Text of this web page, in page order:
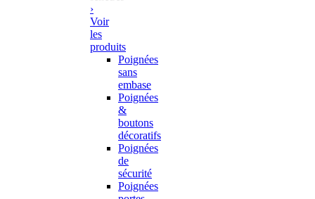
›
Voir
les
produits
Poignées
sans
embase
Poignées
&
boutons
décoratifs
Poignées
de
sécurité
Poignées